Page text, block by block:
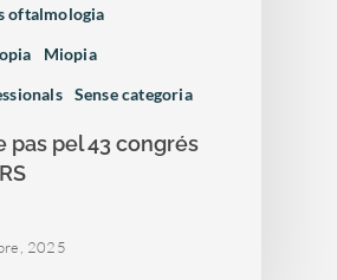
oftalmologia
Miopia
Sense categoria
pas pel 43 congrés
2025